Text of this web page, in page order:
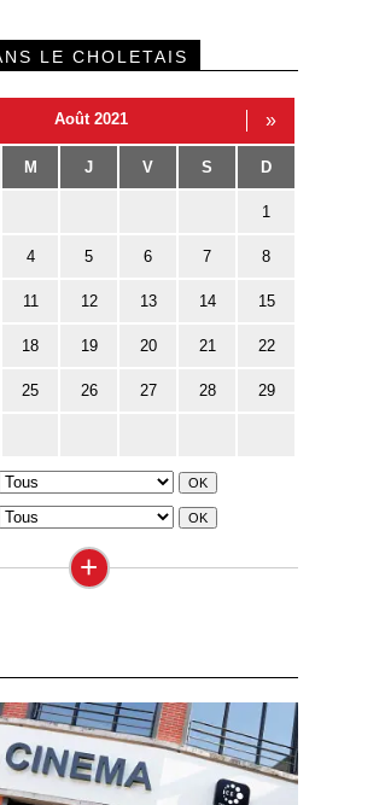
LE CHOLETAIS
Août 2021 »
M J V S D
1
4 5 6 7 8
11 12 13 14 15
18 19 20 21 22
25 26 27 28 29
+